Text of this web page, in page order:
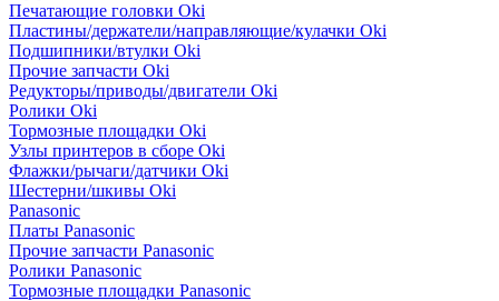
Печатающие головки Oki
Пластины/держатели/направляющие/кулачки Oki
Подшипники/втулки Oki
Прочие запчасти Oki
Редукторы/приводы/двигатели Oki
Ролики Oki
Тормозные площадки Oki
Узлы принтеров в сборе Oki
Флажки/рычаги/датчики Oki
Шестерни/шкивы Oki
Panasonic
Платы Panasonic
Прочие запчасти Panasonic
Ролики Panasonic
Тормозные площадки Panasonic